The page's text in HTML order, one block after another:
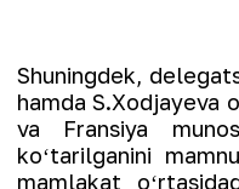
Shuningdek,
hamda S.Xodjayeva
va Fransiya
koʻtarilganini
mamlakat